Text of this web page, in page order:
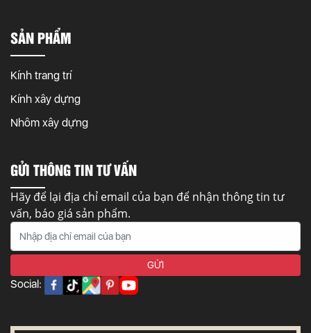
SẢN PHẨM
Kính trang trí
Kính xây dựng
Nhôm xây dựng
GỬI THÔNG TIN TƯ VẤN
Hãy để lại địa chỉ email của bạn để nhận thông tin tư
vấn, báo giá sản phẩm.
Social: